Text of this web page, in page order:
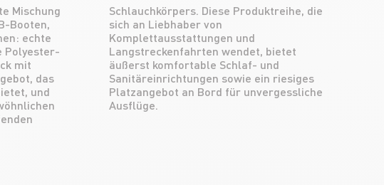
Mischung
Booten,
echte
Polyester-
mit
das
und
die
von
und
bietet
und
riesiges
Ausflüge.